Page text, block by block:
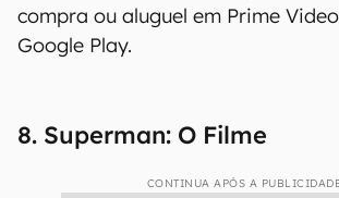
compra ou aluguel em Prime
Google Play.
8. Superman: O Filme
CONTINUA APÓS A